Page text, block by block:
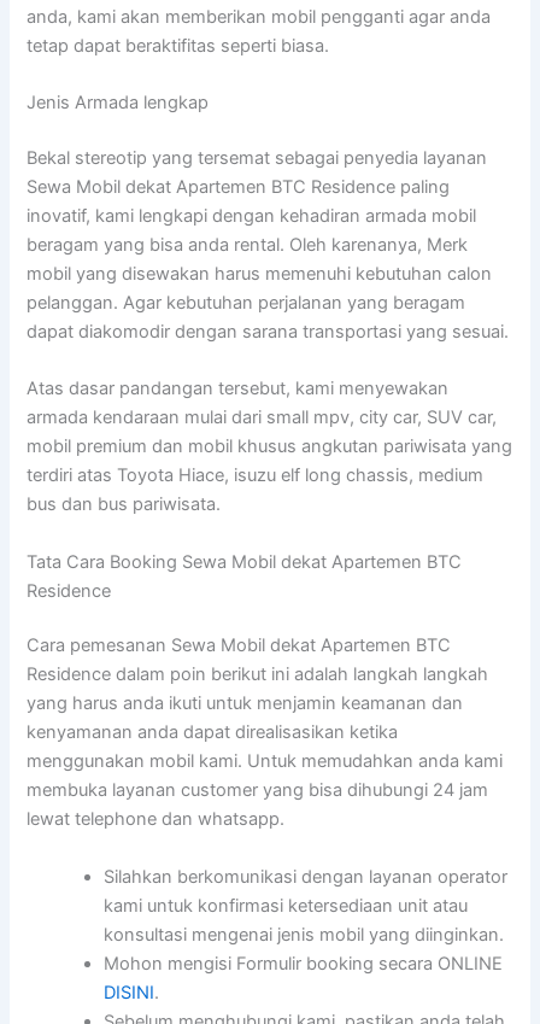
anda, kami akan memberikan mobil pengganti agar anda
tetap dapat beraktifitas seperti biasa.
Jenis Armada lengkap
Bekal stereotip yang tersemat sebagai penyedia layanan
Sewa Mobil dekat Apartemen BTC Residence paling
inovatif, kami lengkapi dengan kehadiran armada mobil
beragam yang bisa anda rental. Oleh karenanya, Merk
mobil yang disewakan harus memenuhi kebutuhan calon
pelanggan. Agar kebutuhan perjalanan yang beragam
dapat diakomodir dengan sarana transportasi yang sesuai.
Atas dasar pandangan tersebut, kami menyewakan
armada kendaraan mulai dari small mpv, city car, SUV car,
mobil premium dan mobil khusus angkutan pariwisata yang
terdiri atas Toyota Hiace, isuzu elf long chassis, medium
bus dan bus pariwisata.
Tata Cara Booking Sewa Mobil dekat Apartemen BTC
Residence
Cara pemesanan Sewa Mobil dekat Apartemen BTC
Residence dalam poin berikut ini adalah langkah langkah
yang harus anda ikuti untuk menjamin keamanan dan
kenyamanan anda dapat direalisasikan ketika
menggunakan mobil kami. Untuk memudahkan anda kami
membuka layanan customer yang bisa dihubungi 24 jam
lewat telephone dan whatsapp.
Silahkan berkomunikasi dengan layanan operator
kami untuk konfirmasi ketersediaan unit atau
konsultasi mengenai jenis mobil yang diinginkan.
Mohon mengisi Formulir booking secara ONLINE
DISINI.